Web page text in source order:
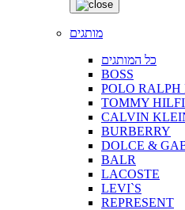
מותגים
כל המותגים
BOSS
POLO
TOMMY
CALVIN
BURBERRY
DOLCE &
BALR
LACOSTE
LEVI`S
REPRESENT